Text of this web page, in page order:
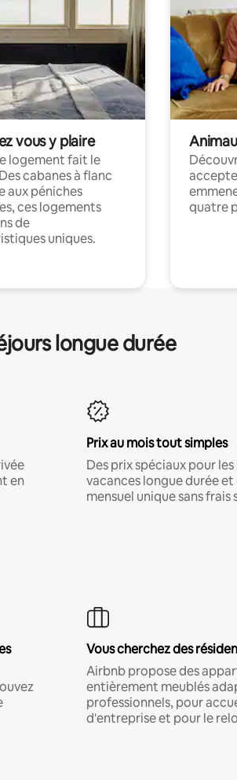
vous y plaire
logement fait le
cabanes à flanc
aux péniches
ces logements
de
uniques.
quatre
longue durée
en
Prix au mois tout simples
Des prix spéciaux pour
vacances longue durée
mensuel unique sans
Vous cherchez des
Airbnb propose des
entièrement meublés
professionnels, pour
d'entreprise et pour le